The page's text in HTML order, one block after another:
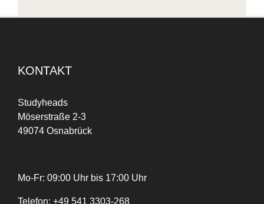
KONTAKT
Studyheads
Möserstraße 2-3
49074 Osnabrück
Mo-Fr: 09:00 Uhr bis 17:00 Uhr
Telefon: +49 541 3303-268